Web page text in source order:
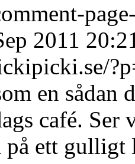
2011
en
café. Ser
ett gulligt